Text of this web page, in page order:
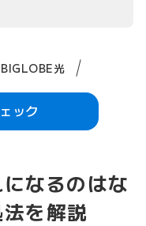
光
ック
なるのはな
を解説